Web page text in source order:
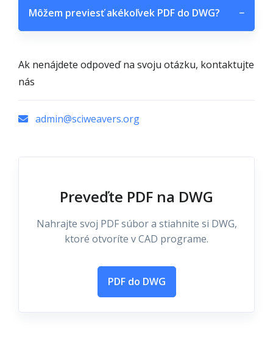
Môžem previesť akékoľvek PDF do DWG? −
Ak nenájdete odpoveď na svoju otázku, kontaktujte
nás
admin@sciweavers.org
Preveďte PDF na DWG
Nahrajte svoj PDF súbor a stiahnite si DWG,
ktoré otvoríte v CAD programe.
PDF do DWG